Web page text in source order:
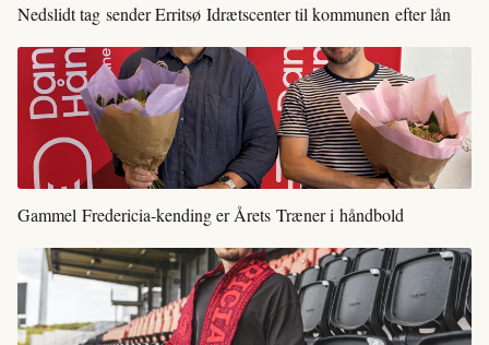
Nedslidt tag sender Erritsø Idrætscenter til kommunen efter lån
Gammel Fredericia-kending er Årets Træner i håndbold